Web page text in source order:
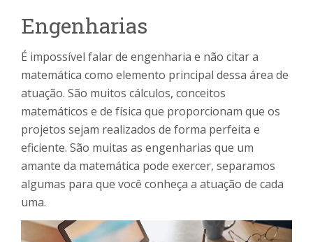
Engenharias
É impossível falar de engenharia e não citar a
matemática como elemento principal dessa área de
atuação. São muitos cálculos, conceitos
matemáticos e de física que proporcionam que os
projetos sejam realizados de forma perfeita e
eficiente. São muitas as engenharias que um
amante da matemática pode exercer, separamos
algumas para que você conheça a atuação de cada
uma.